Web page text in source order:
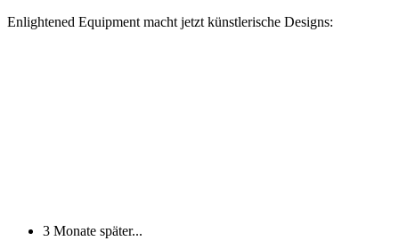
Enlightened Equipment macht jetzt künstlerische Designs:
3 Monate später...